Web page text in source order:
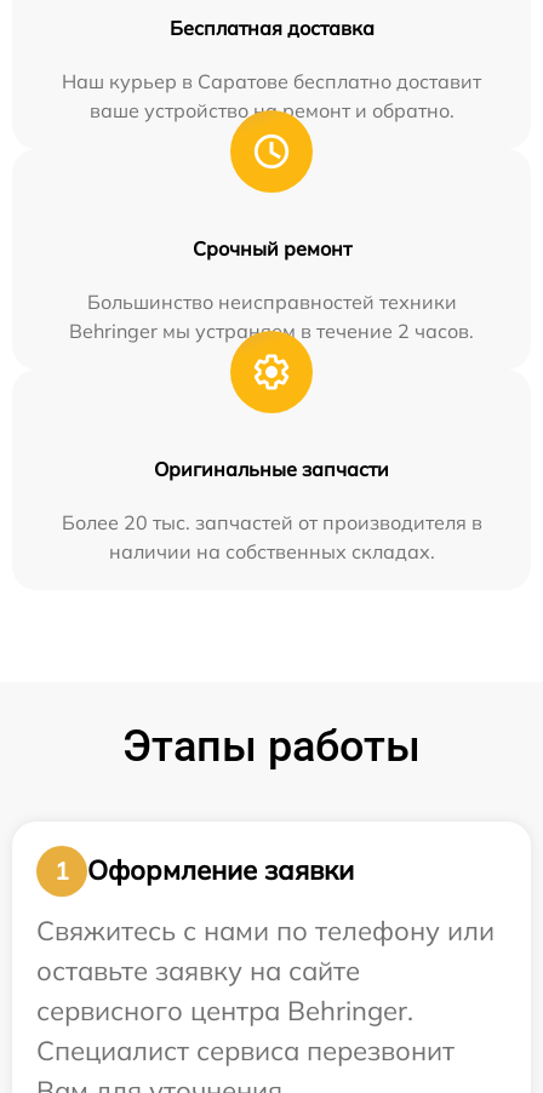
Бесплатная доставка
Наш курьер в Саратове бесплатно доставит
ваше устройство на ремонт и обратно.
Срочный ремонт
Большинство неисправностей техники
Behringer мы устраняем в течение 2 часов.
Оригинальные запчасти
Более 20 тыс. запчастей от производителя в
наличии на собственных складах.
Этапы работы
1
Оформление заявки
Свяжитесь с нами по телефону или
оставьте заявку на сайте
сервисного центра Behringer.
Специалист сервиса перезвонит